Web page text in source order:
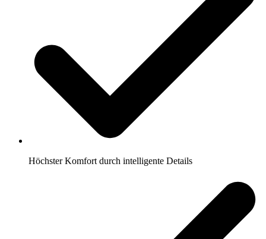
Höchster Komfort durch intelligente Details